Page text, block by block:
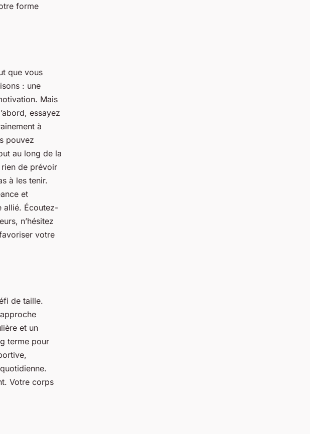
forme
que vous
: une
Mais
essayez
à
pouvez
au long de la
de prévoir
à les tenir.
et
allié. Écoutez-
n’hésitez
votre
de taille.
et un
terme pour
Votre corps